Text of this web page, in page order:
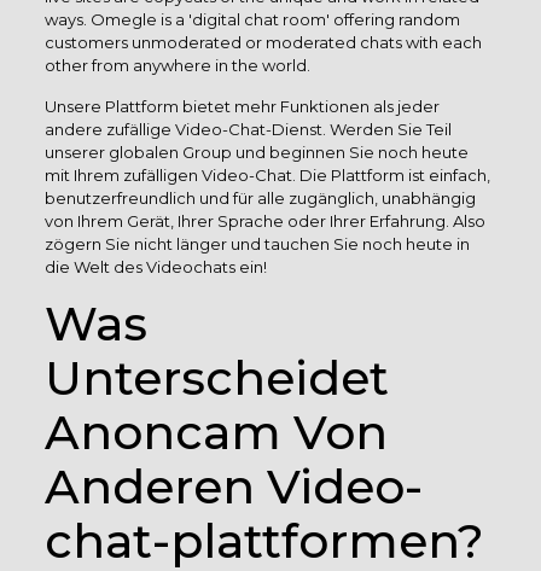
ways. Omegle is a 'digital chat room' offering random
customers unmoderated or moderated chats with each
other from anywhere in the world.
Unsere Plattform bietet mehr Funktionen als jeder
andere zufällige Video-Chat-Dienst. Werden Sie Teil
unserer globalen Group und beginnen Sie noch heute
mit Ihrem zufälligen Video-Chat. Die Plattform ist einfach,
benutzerfreundlich und für alle zugänglich, unabhängig
von Ihrem Gerät, Ihrer Sprache oder Ihrer Erfahrung. Also
zögern Sie nicht länger und tauchen Sie noch heute in
die Welt des Videochats ein!
Was
Unterscheidet
Anoncam Von
Anderen Video-
chat-plattformen?